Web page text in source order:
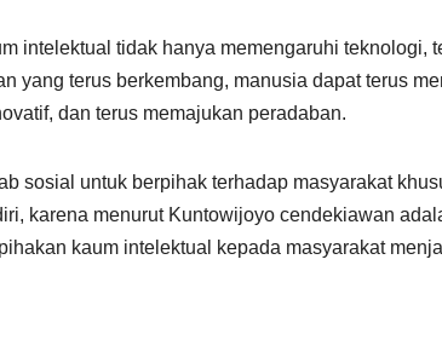
intelektual tidak hanya memengaruhi teknologi,
yang terus berkembang, manusia dapat terus
dan terus memajukan peradaban.
sosial untuk berpihak terhadap masyarakat
karena menurut Kuntowijoyo cendekiawan
kaum intelektual kepada masyarakat